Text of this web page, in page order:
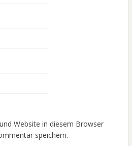
Website in diesem Browser
speichern.